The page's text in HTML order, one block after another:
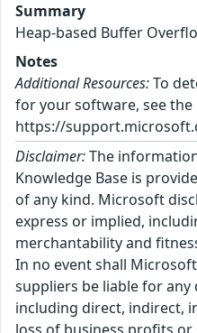
Summary
Heap-based Buffer
Notes
Additional Resources:To
for your software, see
https://
Disclaimer:The
Knowledge Base is
of any kind. Microsoft
express or implied,
merchantability and
In no event shall
suppliers be liable for any
including direct, indirect,